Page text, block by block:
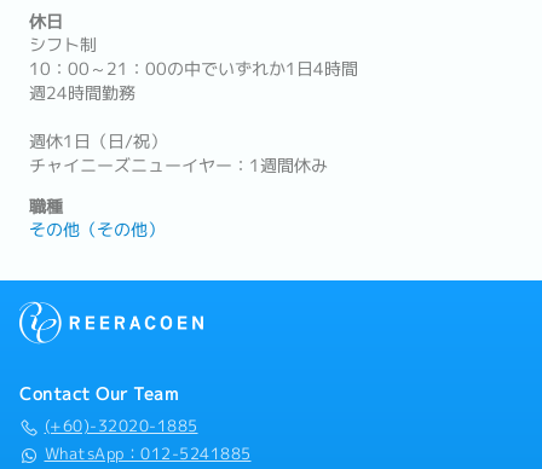
休日
シフト制
10：00～21：00の中でいずれか1日4時間
週24時間勤務
週休1日（日/祝）
チャイニーズニューイヤー：1週間休み
職種
その他（その他）
Contact Our Team
(+60)-32020-1885
WhatsApp：012-5241885